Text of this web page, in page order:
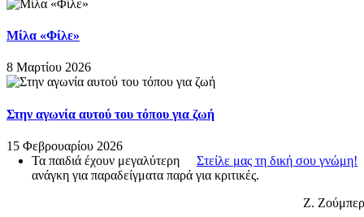
Μίλα «Φίλε»
8 Μαρτίου 2026
Στην αγωνία αυτού του τόπου για ζωή
15 Φεβρουαρίου 2026
Στείλε μας τη δική σου γνώμη!
Τα παιδιά έχουν μεγαλύτερη
ανάγκη για παραδείγματα παρά για κριτικές.
Ζ. Ζούμπερ